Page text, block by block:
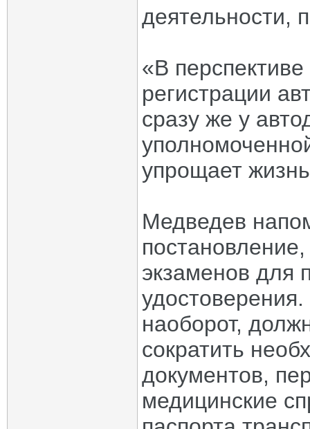
деятельности,
«В
регистрации
сразу же у
упрощает
Медведев
экзаменов для
наоборот,
сократить
документов,
медицинские